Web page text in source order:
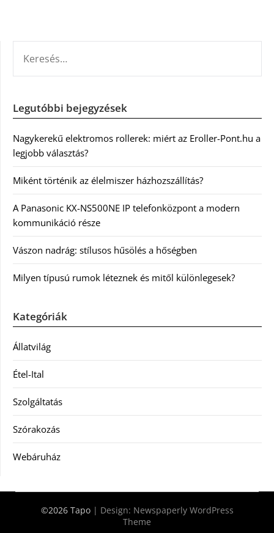
Legutóbbi bejegyzések
Nagykerekű elektromos rollerek: miért az Eroller-Pont.hu a
legjobb választás?
Miként történik az élelmiszer házhozszállítás?
A Panasonic KX-NS500NE IP telefonközpont a modern
kommunikáció része
Vászon nadrág: stílusos hűsölés a hőségben
Milyen típusú rumok léteznek és mitől különlegesek?
Kategóriák
Állatvilág
Étel-Ital
Szolgáltatás
Szórakozás
Webáruház
©2026 Tapo | Design: Newspaperly WordPress
Theme